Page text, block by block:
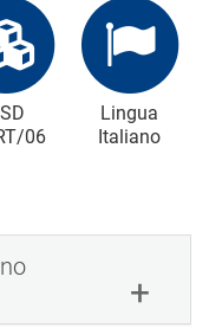
06
Lingua
Italiano